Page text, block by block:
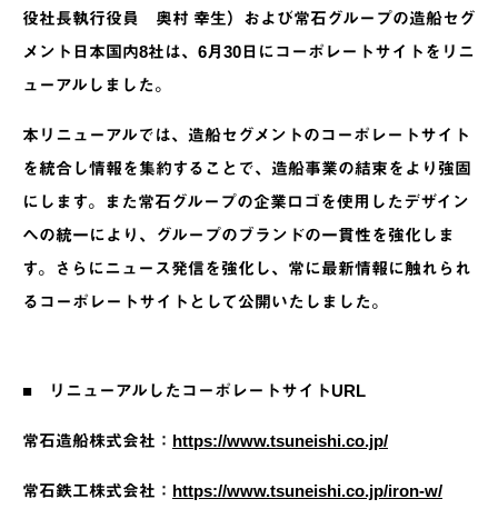
役社長執行役員 奥村 幸生）および常石グループの造船セグ
メント日本国内8社は、6月30日にコーポレートサイトをリニ
ューアルしました。
本リニューアルでは、造船セグメントのコーポレートサイト
を統合し情報を集約することで、造船事業の結束をより強固
にします。また常石グループの企業ロゴを使用したデザイン
への統一により、グループのブランドの一貫性を強化しま
す。さらにニュース発信を強化し、常に最新情報に触れられ
るコーポレートサイトとして公開いたしました。
■ リニューアルしたコーポレートサイトURL
常石造船株式会社： https://www.tsuneishi.co.jp/
常石鉄工株式会社： https://www.tsuneishi.co.jp/iron-w/